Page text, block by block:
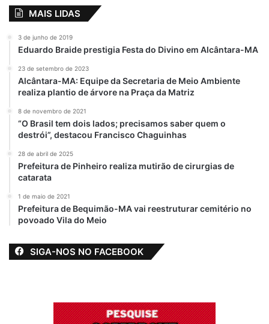
MAIS LIDAS
3 de junho de 2019
Eduardo Braide prestigia Festa do Divino em Alcântara-MA
23 de setembro de 2023
Alcântara-MA: Equipe da Secretaria de Meio Ambiente
realiza plantio de árvore na Praça da Matriz
8 de novembro de 2021
“O Brasil tem dois lados; precisamos saber quem o
destrói”, destacou Francisco Chaguinhas
28 de abril de 2025
Prefeitura de Pinheiro realiza mutirão de cirurgias de
catarata
1 de maio de 2021
Prefeitura de Bequimão-MA vai reestruturar cemitério no
povoado Vila do Meio
SIGA-NOS NO FACEBOOK